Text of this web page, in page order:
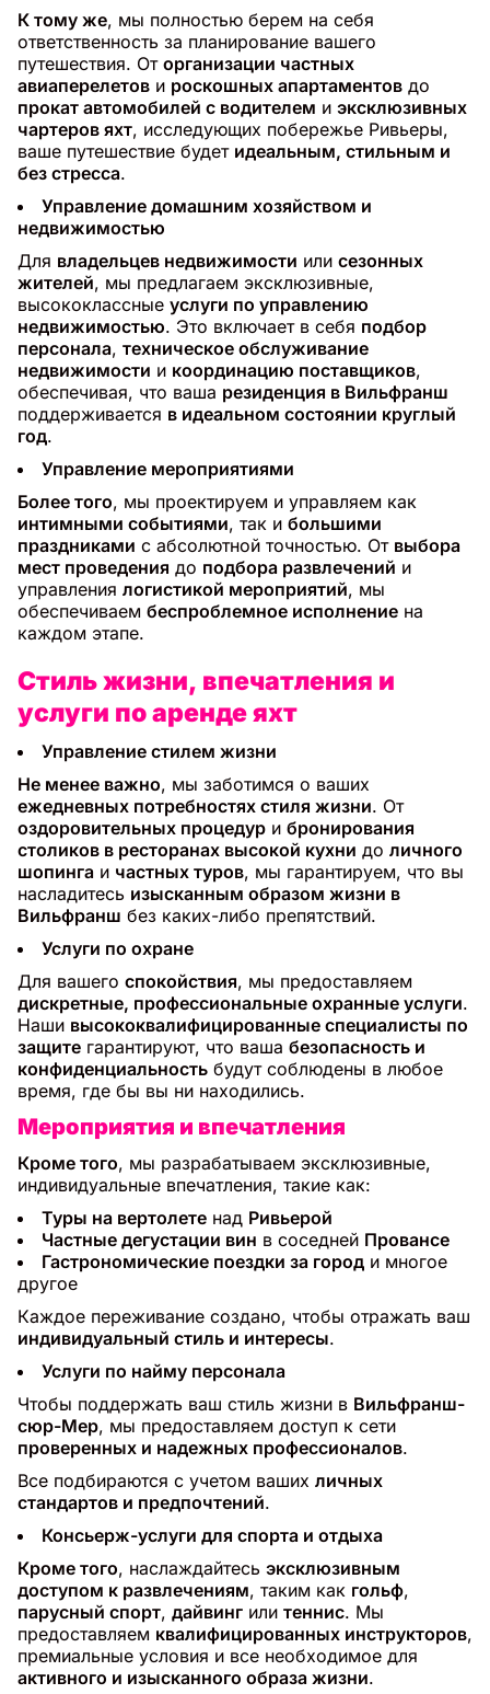
К тому же, мы полностью берем на себя
ответственность за планирование вашего
путешествия. От организации частных
авиаперелетов и роскошных апартаментов до
прокат автомобилей с водителем и эксклюзивных
чартеров яхт, исследующих побережье Ривьеры,
ваше путешествие будет идеальным, стильным и
без стресса.
Управление домашним хозяйством и
недвижимостью
Для владельцев недвижимости или сезонных
жителей, мы предлагаем эксклюзивные,
высококлассные услуги по управлению
недвижимостью. Это включает в себя подбор
персонала, техническое обслуживание
недвижимости и координацию поставщиков,
обеспечивая, что ваша резиденция в Вильфранш
поддерживается в идеальном состоянии круглый
год.
Управление мероприятиями
Более того, мы проектируем и управляем как
интимными событиями, так и большими
праздниками с абсолютной точностью. От выбора
мест проведения до подбора развлечений и
управления логистикой мероприятий, мы
обеспечиваем беспроблемное исполнение на
каждом этапе.
Стиль жизни, впечатления и
услуги по аренде яхт
Управление стилем жизни
Не менее важно, мы заботимся о ваших
ежедневных потребностях стиля жизни. От
оздоровительных процедур и бронирования
столиков в ресторанах высокой кухни до личного
шопинга и частных туров, мы гарантируем, что вы
насладитесь изысканным образом жизни в
Вильфранш без каких-либо препятствий.
Услуги по охране
Для вашего спокойствия, мы предоставляем
дискретные, профессиональные охранные услуги.
Наши высококвалифицированные специалисты по
защите гарантируют, что ваша безопасность и
конфиденциальность будут соблюдены в любое
время, где бы вы ни находились.
Мероприятия и впечатления
Кроме того, мы разрабатываем эксклюзивные,
индивидуальные впечатления, такие как:
Туры на вертолете над Ривьерой
Частные дегустации вин в соседней Провансе
Гастрономические поездки за город и многое
другое
Каждое переживание создано, чтобы отражать ваш
индивидуальный стиль и интересы.
Услуги по найму персонала
Чтобы поддержать ваш стиль жизни в Вильфранш-
сюр-Мер, мы предоставляем доступ к сети
проверенных и надежных профессионалов.
Все подбираются с учетом ваших личных
стандартов и предпочтений.
Консьерж-услуги для спорта и отдыха
Кроме того, наслаждайтесь эксклюзивным
доступом к развлечениям, таким как гольф,
парусный спорт, дайвинг или теннис. Мы
предоставляем квалифицированных инструкторов,
премиальные условия и все необходимое для
активного и изысканного образа жизни.